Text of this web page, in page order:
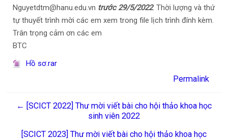
Nguyetdtm@hanu.edu.vn trước 29/5/2022. Thời lượng và thứ
tự thuyết trình mời các em xem trong file lịch trình đính kèm.
Trân trọng cảm ơn các em
BTC
Hồ sơ.rar
Permalink
← [SCICT 2022] Thư mời viết bài cho hội thảo khoa học
sinh viên 2022
[SCICT 2023] Thư mời viết bài cho hội thảo khoa học